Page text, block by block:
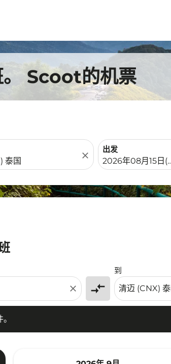
。 Scoot的机票
close
出发
fc-booking-
2026年08月15日(
close compare_arrows
到